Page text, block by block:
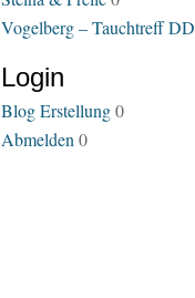
Vogelberg – Tauchtreff DD
Login
Blog Erstellung0
Abmelden 0